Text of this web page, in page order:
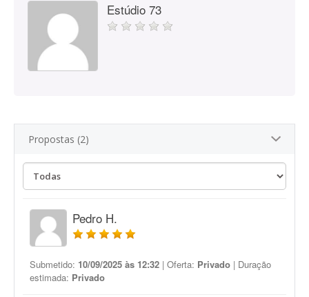
Estúdio 73
Propostas (2)
Pedro H.
Submetido: 10/09/2025 às 12:32 | Oferta: Privado | Duração
estimada: Privado